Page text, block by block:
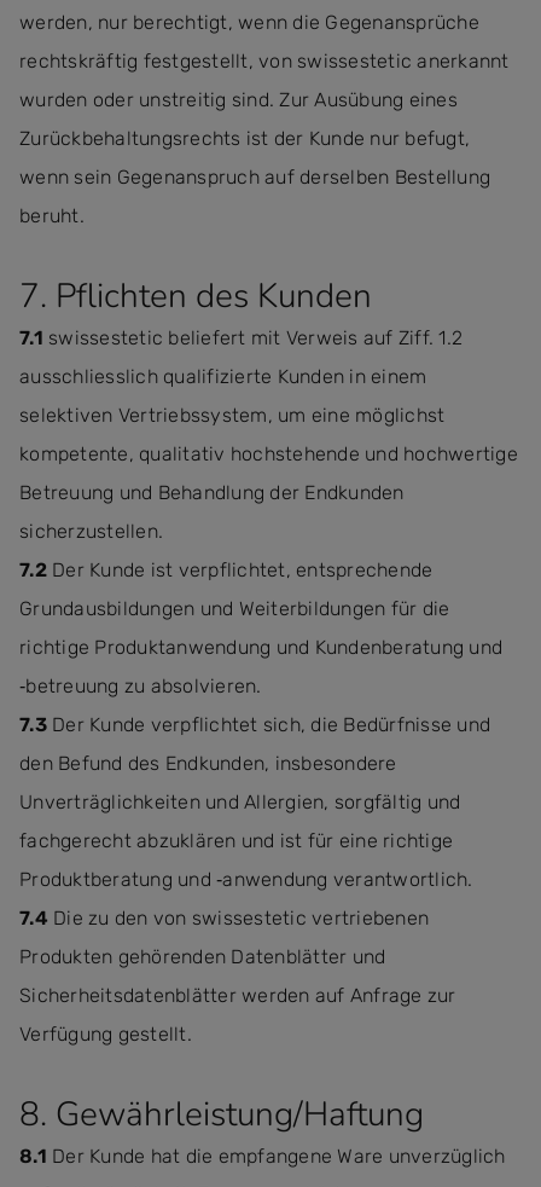
werden, nur berechtigt, wenn die Gegenansprüche
rechtskräftig festgestellt, von swissestetic anerkannt
wurden oder unstreitig sind. Zur Ausübung eines
Zurückbehaltungsrechts ist der Kunde nur befugt,
wenn sein Gegenanspruch auf derselben Bestellung
beruht.
7. Pflichten des Kunden
7.1 swissestetic beliefert mit Verweis auf Ziff. 1.2
ausschliesslich qualifizierte Kunden in einem
selektiven Vertriebssystem, um eine möglichst
kompetente, qualitativ hochstehende und hochwertige
Betreuung und Behandlung der Endkunden
sicherzustellen.
7.2Der Kunde ist verpflichtet, entsprechende
Grundausbildungen und Weiterbildungen für die
richtige Produktanwendung und Kundenberatung und
‐betreuung zu absolvieren.
7.3Der Kunde verpflichtet sich, die Bedürfnisse und
den Befund des Endkunden, insbesondere
Unverträglichkeiten und Allergien, sorgfältig und
fachgerecht abzuklären und ist für eine richtige
Produktberatung und ‐anwendung verantwortlich.
7.4 Die zu den von swissestetic vertriebenen
Produkten gehörenden Datenblätter und
Sicherheitsdatenblätter werden auf Anfrage zur
Verfügung gestellt.
8. Gewährleistung/Haftung
8.1 Der Kunde hat die empfangene Ware unverzüglich